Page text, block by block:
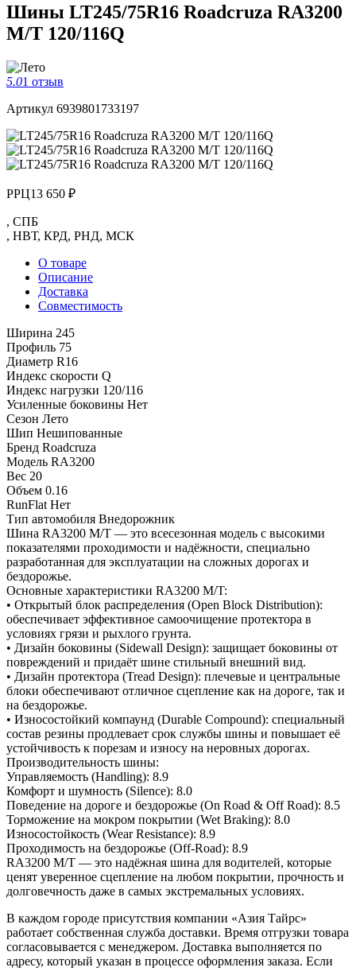
Шины LT245/75R16 Roadcruza RA3200
M/T 120/116Q
5.01 отзыв
Артикул 6939801733197
РРЦ13 650 ₽
, СПБ
, НВТ, КРД, РНД, МСК
О товаре
Описание
Доставка
Совместимость
Ширина 245
Профиль 75
Диаметр R16
Индекс скорости Q
Индекс нагрузки 120/116
Усиленные боковины Нет
Сезон Лето
Шип Нешипованные
Бренд Roadcruza
Модель RA3200
Вес 20
Объем 0.16
RunFlat Нет
Тип автомобиля Внедорожник
Шина RA3200 M/T — это всесезонная модель с высокими
показателями проходимости и надёжности, специально
разработанная для эксплуатации на сложных дорогах и
бездорожье.
Основные характеристики RA3200 M/T:
• Открытый блок распределения (Open Block Distribution):
обеспечивает эффективное самоочищение протектора в
условиях грязи и рыхлого грунта.
• Дизайн боковины (Sidewall Design): защищает боковины от
повреждений и придаёт шине стильный внешний вид.
• Дизайн протектора (Tread Design): плечевые и центральные
блоки обеспечивают отличное сцепление как на дороге, так и
на бездорожье.
• Износостойкий компаунд (Durable Compound): специальный
состав резины продлевает срок службы шины и повышает её
устойчивость к порезам и износу на неровных дорогах.
Производительность шины:
Управляемость (Handling): 8.9
Комфорт и шумность (Silence): 8.0
Поведение на дороге и бездорожье (On Road & Off Road): 8.5
Торможение на мокром покрытии (Wet Braking): 8.0
Износостойкость (Wear Resistance): 8.9
Проходимость на бездорожье (Off-Road): 8.9
RA3200 M/T — это надёжная шина для водителей, которые
ценят уверенное сцепление на любом покрытии, прочность и
долговечность даже в самых экстремальных условиях.
В каждом городе присутствия компании «Азия Тайрс»
работает собственная служба доставки. Время отгрузки товара
согласовывается с менеджером. Доставка выполняется по
адресу, который указан в процессе оформления заказа. Если